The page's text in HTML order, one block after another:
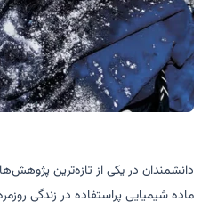
دانشمندان در یکی از تازه‌ترین
ماده شیمیایی پراستفاده در زندگی